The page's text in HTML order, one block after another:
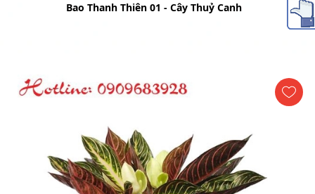
Bao Thanh Thiên 01 - Cây Thuỷ Canh